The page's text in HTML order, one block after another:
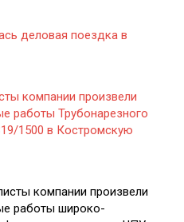
деловая поездка в
компании произвели
работы Трубонарезного
1500 в Костромскую
компании произвели
работы широко-